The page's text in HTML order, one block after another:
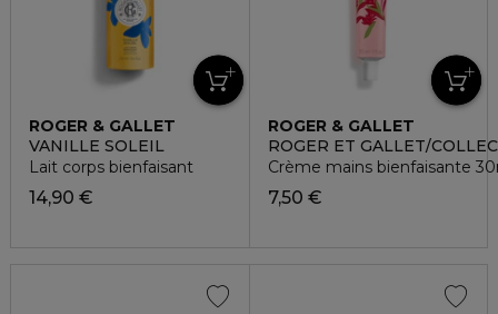
ROGER & GALLET
VANILLE SOLEIL
Lait corps bienfaisant
14,90 €
ROGER & GALLET
ROGER ET GALLET/
Crème mains bienfaisante
7,50 €